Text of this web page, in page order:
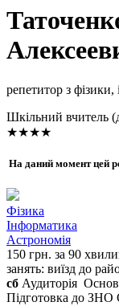
репетитор з
Шкільний вчитель
★★★★
На даний момент цей
Фізика
Інформатика
Астрономія
150 грн. за 90
занять: виїзд до
сб Аудиторія
Підготовка до ЗНО